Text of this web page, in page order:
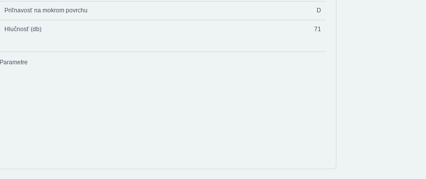
Priľnavosť na mokrom povrchu D
Hlučnosť (db) 71
Parametre